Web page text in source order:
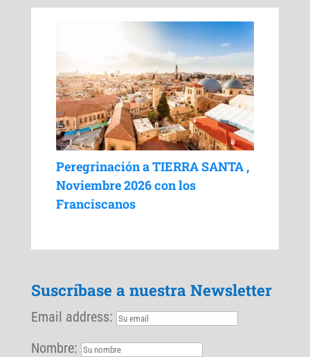
Peregrinación a TIERRA SANTA ,
Noviembre 2026 con los
Franciscanos
Suscríbase a nuestra Newsletter
Email address:
Nombre: